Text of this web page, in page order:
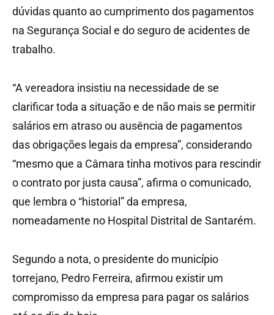
dúvidas quanto ao cumprimento dos pagamentos
na Segurança Social e do seguro de acidentes de
trabalho.
“A vereadora insistiu na necessidade de se
clarificar toda a situação e de não mais se permitir
salários em atraso ou ausência de pagamentos
das obrigações legais da empresa”, considerando
“mesmo que a Câmara tinha motivos para rescindir
o contrato por justa causa”, afirma o comunicado,
que lembra o “historial” da empresa,
nomeadamente no Hospital Distrital de Santarém.
Segundo a nota, o presidente do município
torrejano, Pedro Ferreira, afirmou existir um
compromisso da empresa para pagar os salários